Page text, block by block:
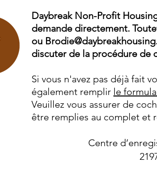
Daybreak Non-Profit
demande directement.
ou
discuter de la procédure de
Si vous n'avez pas déjà fait
également remplir le
Veuillez vous assurer de
être remplies au complet et
​Centre